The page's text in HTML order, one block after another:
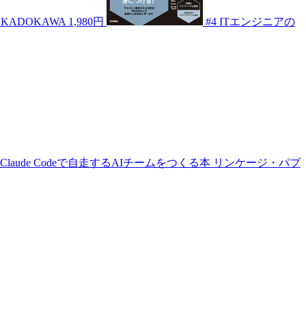
KADOKAWA 1,980円 #4 ITエンジニアの
Codeで自走するAIチームをつくる本 リンケージ・パブ